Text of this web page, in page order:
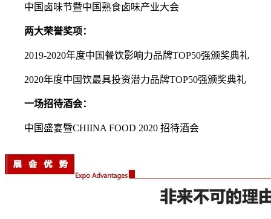
中国卤味节暨中国熟食卤味产业大会
两大荣誉奖项：
2019-2020年度中国餐饮影响力品牌TOP50强颁奖典礼
2020年度中国饮最具投资潜力品牌TOP50强颁奖典礼
一场招待酒会：
中国盛宴暨CHIINA FOOD 2020 招待酒会